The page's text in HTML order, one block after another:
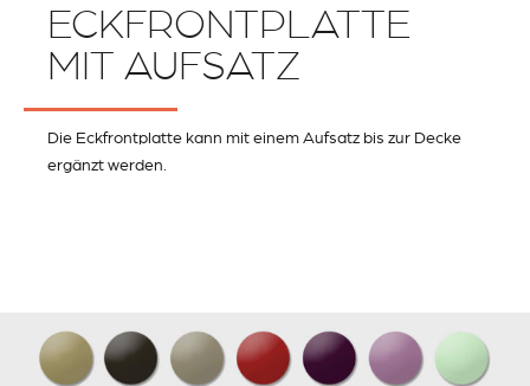
ECKFRONTPLATTE
MIT AUFSATZ
Die Eckfrontplatte kann mit einem Aufsatz bis zur Decke
ergänzt werden.